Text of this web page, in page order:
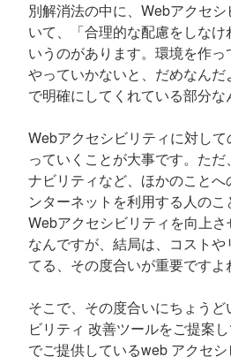
別解消法の中に、Webアクセ
いて、「合理的な配慮をしなけ
いうのがあります。環境を作っ
やっていかないと、だめなん
で明確にしてくれている部分な
Webアクセシビリティに対し
っていくことが大事です。た
ナビリティなど、ほかのことへ
ンターネットを利用する人のこ
Webアクセシビリティを向上
なんですが、結局は、コスト
てる、その度合いが重要ですよ
そこで、その度合いにちょう
ビリティ 改善ツールをご提案
でご提供しているweb アクセ